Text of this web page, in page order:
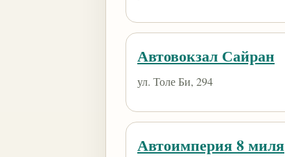
Автовокзал Сайран
ул. Толе Би, 294
Автоимперия 8 миля